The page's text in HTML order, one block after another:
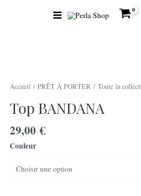
Main
Accueil / PRÊT À PORTER / Toute la
Top BANDANA
29,00€
Couleur